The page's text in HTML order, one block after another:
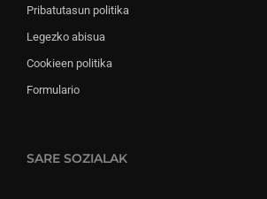
Pribatutasun politika
Legezko abisua
Cookieen politika
Formulario
SARE SOZIALAK